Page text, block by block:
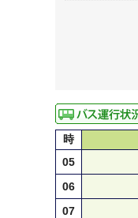
時
05
06
07